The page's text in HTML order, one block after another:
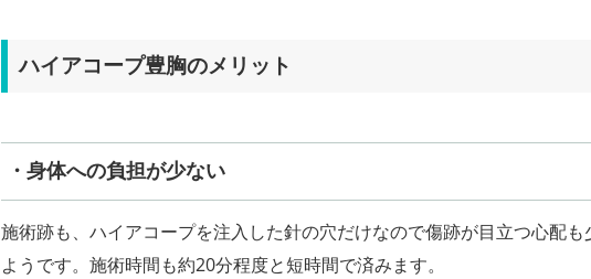
ハイアコープ豊胸のメリット
・身体への負担が少ない
施術跡も、ハイアコープを注入した針の穴だけなので傷跡が目立つ心配も
ようです。施術時間も約20分程度と短時間で済みます。